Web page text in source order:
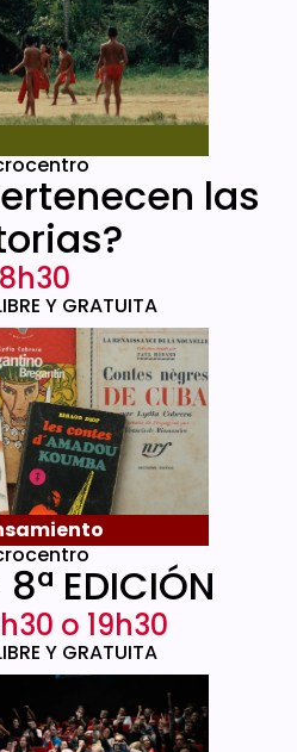
las
Y GRATUITA
EDICIÓN
o 19h30
Y GRATUITA